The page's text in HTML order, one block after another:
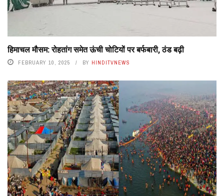
हिमाचल मौसम: रोहतांग समेत ऊंची चोटियों पर बर्फबारी, ठंड बढ़ी
FEBRUARY 10, 2025 BY HINDITVNEWS